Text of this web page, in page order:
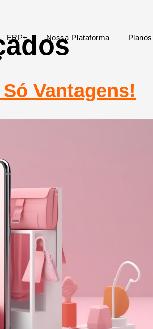
ERP+ Nossa Plataforma
Vantagens!